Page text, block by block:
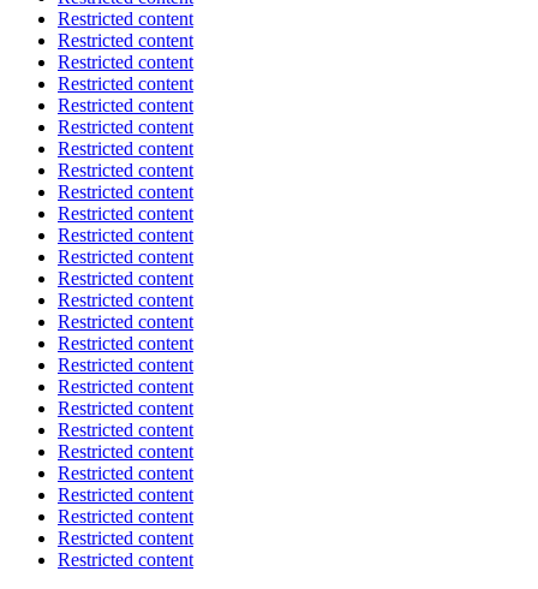
Restricted content
Restricted content
Restricted content
Restricted content
Restricted content
Restricted content
Restricted content
Restricted content
Restricted content
Restricted content
Restricted content
Restricted content
Restricted content
Restricted content
Restricted content
Restricted content
Restricted content
Restricted content
Restricted content
Restricted content
Restricted content
Restricted content
Restricted content
Restricted content
Restricted content
Restricted content